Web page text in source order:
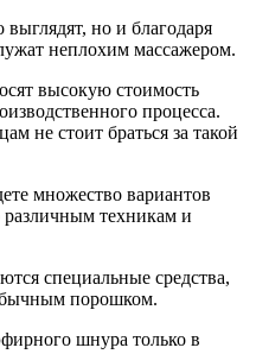
но и благодаря
неплохим массажером.
высокую стоимость
процесса.
не стоит браться за такой
множество вариантов
различным техникам и
специальные средства,
порошком.
шнура только в